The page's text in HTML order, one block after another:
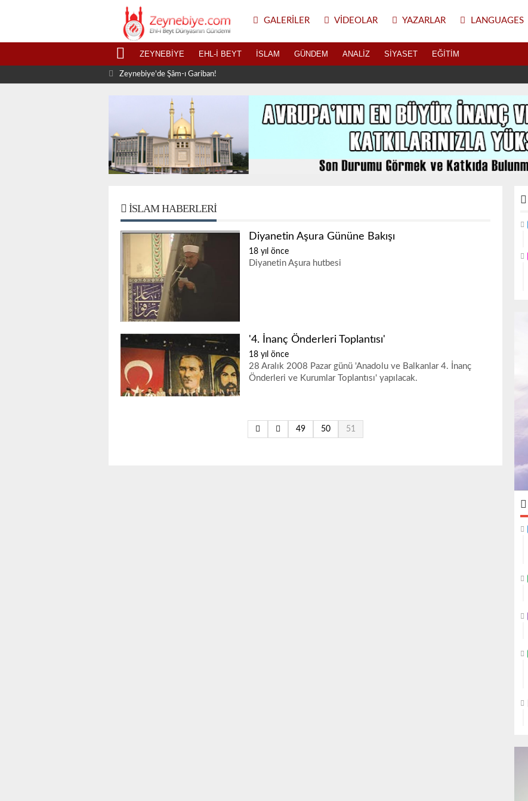
GALERILER VIDEOLAR YAZARLAR LANGUAGES
ZEYNEBIYE EHL-I BEYT İSLAM GÜNDEM ANALIZ SIYASET EĞITIM
Zeynebiye'de Şâm-ı Gariban!
İSLAM HABERLERI
Diyanetin Aşura Gününe Bakışı
18 yıl önce
Diyanetin Aşura hutbesi
'4. İnanç Önderleri Toplantısı'
18 yıl önce
28 Aralık 2008 Pazar günü 'Anadolu ve Balkanlar 4. İnanç
Önderleri ve Kurumlar Toplantısı' yapılacak.
49 50 51